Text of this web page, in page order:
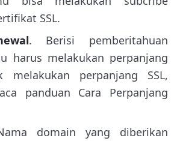
SSL.
. Berisi pemberitahuan
harus melakukan perpanjang
melakukan perpanjang SSL,
panduan Cara Perpanjang
domain yang diberikan